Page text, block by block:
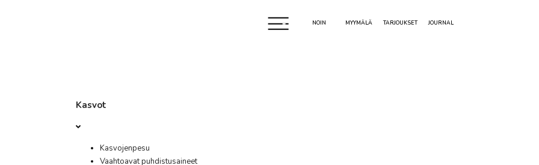
NOIN MYYMÄLÄ TARJOUKSET JOURNAL
Kasvot
Kasvojenpesu
Vaahtoavat puhdistusaineet